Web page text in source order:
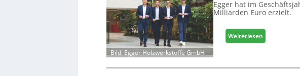
l
s
i
t
r
ö
n
Bild: Egger Holzwerkstoffe GmbH
Egger hat im
Milliarden Euro erzielt.
Weiterlesen:
E